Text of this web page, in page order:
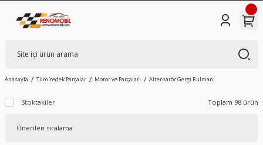
Anasayfa Tüm Yedek Parçalar Motor ve Parçaları Alternatör Gergi Rulmanı
Stoktakiler Toplam 98 ürün